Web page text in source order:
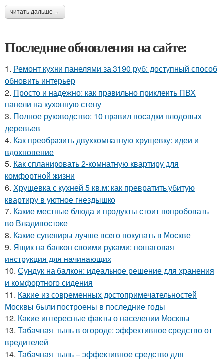
читать дальше →
Последние обновления на сайте:
1. Ремонт кухни панелями за 3190 руб: доступный способ
обновить интерьер
2. Просто и надежно: как правильно приклеить ПВХ
панели на кухонную стену
3. Полное руководство: 10 правил посадки плодовых
деревьев
4. Как преобразить двухкомнатную хрущевку: идеи и
вдохновение
5. Как спланировать 2-комнатную квартиру для
комфортной жизни
6. Хрущевка с кухней 5 кв.м: как превратить убитую
квартиру в уютное гнездышко
7. Какие местные блюда и продукты стоит попробовать
во Владивостоке
8. Какие сувениры лучше всего покупать в Москве
9. Ящик на балкон своими руками: пошаговая
инструкция для начинающих
10. Сундук на балкон: идеальное решение для хранения
и комфортного сидения
11. Какие из современных достопримечательностей
Москвы были построены в последние годы
12. Какие интересные факты о населении Москвы
13. Табачная пыль в огороде: эффективное средство от
вредителей
14. Табачная пыль – эффективное средство для